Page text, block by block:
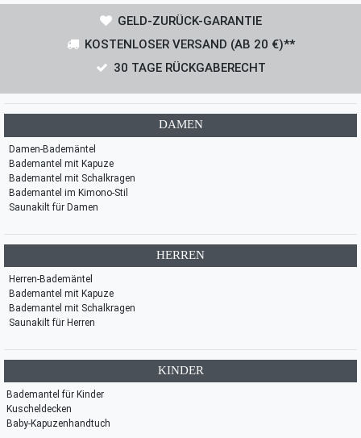
GELD-ZURÜCK-GARANTIE
KOSTENLOSER VERSAND (AB 20 €)**
30 TAGE RÜCKGABERECHT
DAMEN
Damen-Bademäntel
Bademantel mit Kapuze
Bademantel mit Schalkragen
Bademantel im Kimono-Stil
Saunakilt für Damen
HERREN
Herren-Bademäntel
Bademantel mit Kapuze
Bademantel mit Schalkragen
Saunakilt für Herren
KINDER
Bademantel für Kinder
Kuscheldecken
Baby-Kapuzenhandtuch